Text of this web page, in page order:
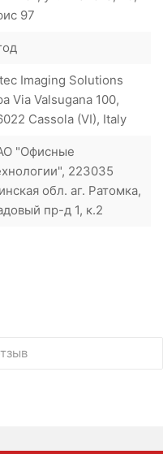
97
Imaging Solutions
Via Valsugana 100,
Cassola (VI), Italy
"Офисные
223035
обл. аг. Ратомка,
пр-д 1, к.2
Вы можете стать